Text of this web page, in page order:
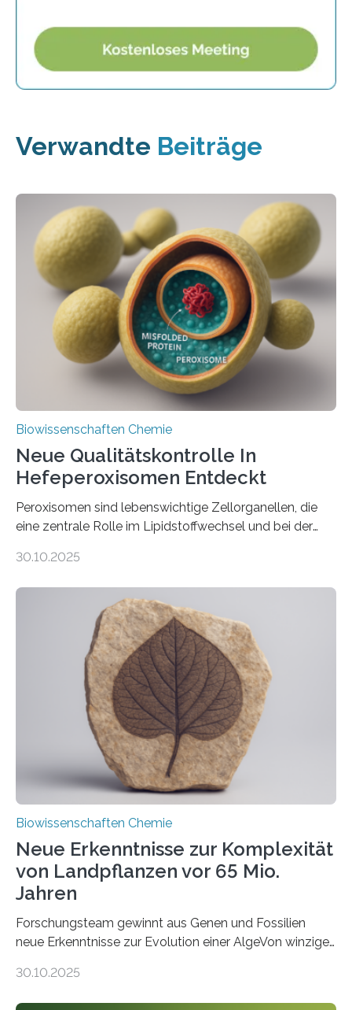
Verwandte Beiträge
Biowissenschaften Chemie
Neue Qualitätskontrolle In
Hefeperoxisomen Entdeckt
Peroxisomen sind lebenswichtige Zellorganellen, die
eine zentrale Rolle im Lipidstoffwechsel und bei der
erfüllen können, müssen zahlreiche Enzyme präzise in
der Ruhr-Universität Bochum um Prof. Dr. Ralf Erdmann
und Dr. Ismaila Francis Yusuf hat nun einen bislang
unbekannten Qualitätskontrollmechanismus des
peroxisomalen Proteintransports in der Bäckerhefe
Saccharomyces cerevisiae entdeckt, der für die
Funktionsfähigkeit der Organellen entscheidend ist. Die
Studie wurde am 28. Oktober 2025 in der
Fachzeitschrift…
30.10.2025
Biowissenschaften Chemie
Neue Erkenntnisse zur Komplexität
von Landpflanzen vor 65 Mio.
Jahren
Forschungsteam gewinnt aus Genen und Fossilien
neue Erkenntnisse zur Evolution einer AlgeVon winzigen
Landpflanzen zählen zu den komplexesten
30.10.2025